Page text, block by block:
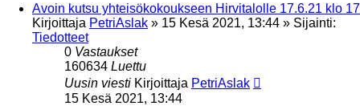
Avoin kutsu yhteisökokoukseen Hirvitalolle 17.6.21 klo 17
Kirjoittaja PetriAslak » 15 Kesä 2021, 13:44 » Sijainti:
Tiedotteet
0 Vastaukset
160634 Luettu
Uusin viesti Kirjoittaja PetriAslak
15 Kesä 2021, 13:44